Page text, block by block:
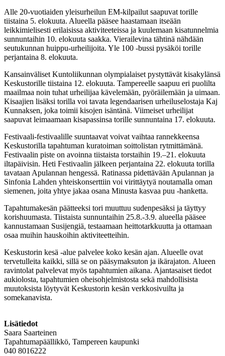
Alle 20-vuotiaiden yleisurheilun EM-kilpailut saapuvat torille
tiistaina 5. elokuuta. Alueella pääsee haastamaan itseään
leikkimielisesti erilaisissa aktiviteeteissa ja kuulemaan kisatunnelmia
sunnuntaihin 10. elokuuta saakka. Vierailevina tähtinä nähdään
seutukunnan huippu-urheilijoita. Yle 100 -bussi pysäköi torille
perjantaina 8. elokuuta.
Kansainväliset Kuntoliikunnan olympialaiset pystyttävät kisakylänsä
Keskustorille tiistaina 12. elokuuta. Tampereelle saapuu eri puolilta
maailmaa noin tuhat urheilijaa kävelemään, pyöräilemään ja uimaan.
Kisaajien lisäksi torilla voi tavata legendaarisen urheiluselostaja Kaj
Kunnaksen, joka toimii kisojen isäntänä. Viimeiset urheilijat
saapuvat leimaamaan kisapassinsa torille sunnuntaina 17. elokuuta.
Festivaali-festivaalille suuntaavat voivat vaihtaa rannekkeensa
Keskustorilla tapahtuman kuratoiman soittolistan rytmittämänä.
Festivaalin piste on avoinna tiistaista torstaihin 19.–21. elokuuta
iltapäivisin. Heti Festivaalin jälkeen perjantaina 22. elokuuta torilla
tavataan Apulannan hengessä. Ratinassa pidettävään Apulannan ja
Sinfonia Lahden yhteiskonserttiin voi virittäytyä noutamalla oman
siemenen, joita yhtye jakaa osana Minusta kasvaa puu -hanketta.
Tapahtumakesän päätteeksi tori muuttuu sudenpesäksi ja täyttyy
korishuumasta. Tiistaista sunnuntaihin 25.8.-3.9. alueella pääsee
kannustamaan Susijengiä, testaamaan heittotarkkuutta ja ottamaan
osaa muihin hauskoihin aktiviteetteihin.
Keskustorin kesä -alue palvelee koko kesän ajan. Alueelle ovat
tervetulleita kaikki, sillä se on pääsymaksuton ja ikärajaton. Alueen
ravintolat palvelevat myös tapahtumien aikana. Ajantasaiset tiedot
aukiolosta, tapahtumien oheisohjelmistosta sekä mahdollisista
muutoksista löytyvät Keskustorin kesän verkkosivuilta ja
somekanavista.
Lisätiedot
Saara Saarteinen
Tapahtumapäällikkö, Tampereen kaupunki
040 8016222